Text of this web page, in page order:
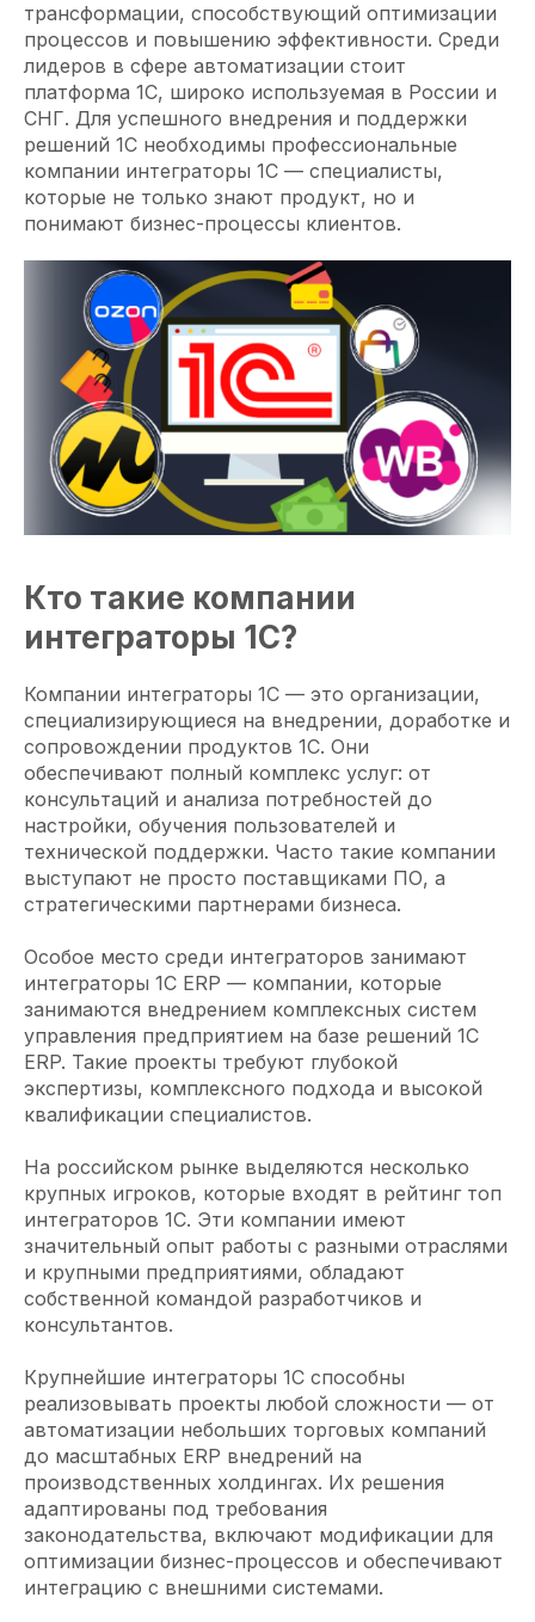
трансформации, способствующий оптимизации
процессов и повышению эффективности. Среди
лидеров в сфере автоматизации стоит
платформа 1С, широко используемая в России и
СНГ. Для успешного внедрения и поддержки
решений 1С необходимы профессиональные
компании интеграторы 1С — специалисты,
которые не только знают продукт, но и
понимают бизнес-процессы клиентов.
Кто такие компании
интеграторы 1С?
Компании интеграторы 1С — это организации,
специализирующиеся на внедрении, доработке и
сопровождении продуктов 1С. Они
обеспечивают полный комплекс услуг: от
консультаций и анализа потребностей до
настройки, обучения пользователей и
технической поддержки. Часто такие компании
выступают не просто поставщиками ПО, а
стратегическими партнерами бизнеса.
Особое место среди интеграторов занимают
интеграторы 1С ERP — компании, которые
занимаются внедрением комплексных систем
управления предприятием на базе решений 1С
ERP. Такие проекты требуют глубокой
экспертизы, комплексного подхода и высокой
квалификации специалистов.
На российском рынке выделяются несколько
крупных игроков, которые входят в рейтинг топ
интеграторов 1С. Эти компании имеют
значительный опыт работы с разными отраслями
и крупными предприятиями, обладают
собственной командой разработчиков и
консультантов.
Крупнейшие интеграторы 1С способны
реализовывать проекты любой сложности — от
автоматизации небольших торговых компаний
до масштабных ERP внедрений на
производственных холдингах. Их решения
адаптированы под требования
законодательства, включают модификации для
оптимизации бизнес-процессов и обеспечивают
интеграцию с внешними системами.